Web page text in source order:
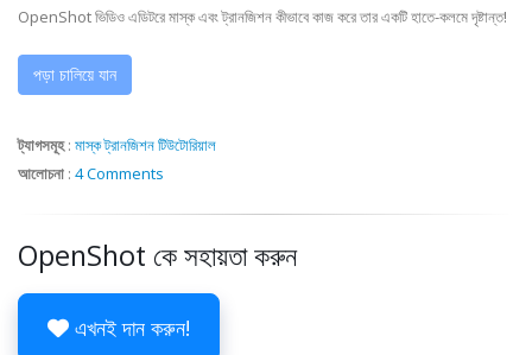
OpenShot ভিডিও এডিটরে মাস্ক এবং ট্রানজিশন কীভাবে কাজ করে তার একটি হাতে-কলমে দৃষ্টান্ত!
পড়া চালিয়ে যান
ট্যাগসমূহ: মাস্কট্রানজিশনটিউটোরিয়াল
আলোচনা : 4 Comments
OpenShot কে সহায়তা করুন
এখনই দান করুন!